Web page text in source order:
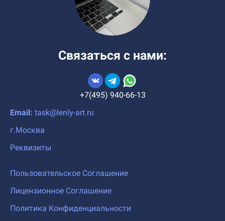
Связаться с нами:
+7(495) 940-66-13
Email: task@lenly-art.ru
г.Москва
Реквизиты
Пользовательское Соглашение
Лицензионное Соглашение
Политика Конфиденциальности